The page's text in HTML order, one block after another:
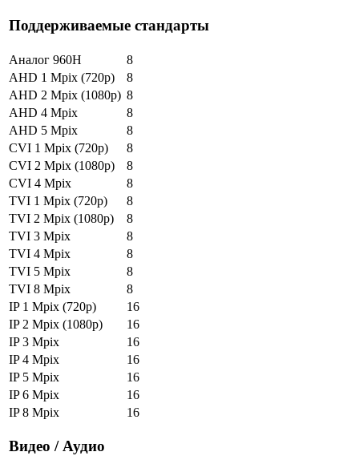
Поддерживаемые стандарты
Аналог 960H
8
AHD 1 Mpix (720p)
8
AHD 2 Mpix (1080p) 8
AHD 4 Mpix
8
AHD 5 Mpix
8
CVI 1 Mpix (720p)
8
CVI 2 Mpix (1080p)
8
CVI 4 Mpix
8
TVI 1 Mpix (720p)
8
TVI 2 Mpix (1080p)
8
TVI 3 Mpix
8
TVI 4 Mpix
8
TVI 5 Mpix
8
TVI 8 Mpix
8
IP 1 Mpix (720p)
16
IP 2 Mpix (1080p)
16
IP 3 Mpix
16
IP 4 Mpix
16
IP 5 Mpix
16
IP 6 Mpix
16
IP 8 Mpix
16
Видео / Аудио